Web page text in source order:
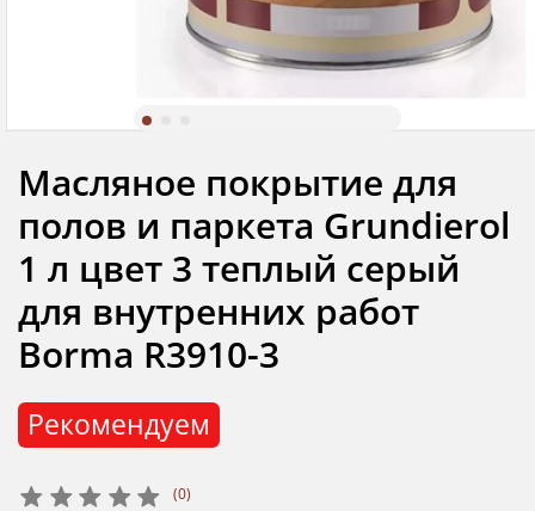
(0)
Рекомендуем
Масляное покрытие для
полов и паркета Grundierol
1 л цвет 3 теплый серый
для внутренних работ
Borma R3910-3